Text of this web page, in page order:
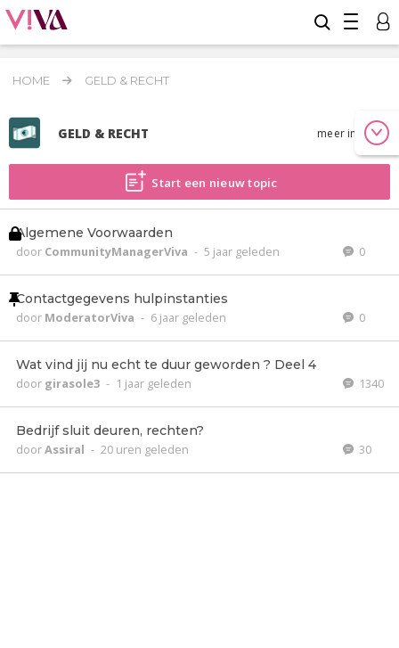
HOME GELD & RECHT
GELD & RECHT meer info
Start een nieuw topic
Algemene Voorwaarden
door CommunityManagerViva - 5 jaar geleden 0
Contactgegevens hulpinstanties
door ModeratorViva - 6 jaar geleden 0
Wat vind jij nu echt te duur geworden ? Deel 4
door girasole3 - 1 jaar geleden 1340
Bedrijf sluit deuren, rechten?
doorAssiral - 20 uren geleden 30